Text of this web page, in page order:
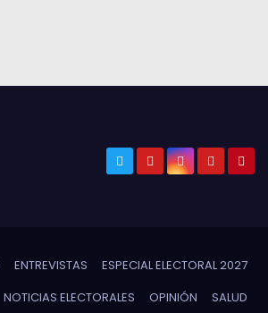
ENTREVISTAS
ESPECIAL ELECTORAL 2027
NOTICIAS ELECTORALES OPINIÓN SALUD